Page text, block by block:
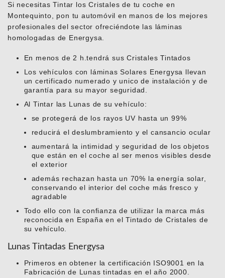
Si necesitas Tintar los Cristales de tu coche en
Montequinto, pon tu automóvil en manos de los mejores
profesionales del sector ofreciéndote las láminas
homologadas de Energysa.
En menos de 2 h.tendrá sus Cristales Tintados
Los vehículos con láminas Solares Energysa llevan
un certificado numerado y unico de instalación y de
garantía para su mayor seguridad.
Al Tintar las Lunas de su vehículo:
se protegerá de los rayos UV hasta un 99%
reducirá el deslumbramiento y el cansancio ocular
aumentará la intimidad y seguridad de los objetos
que están en el coche al ser menos visibles desde
el exterior
además rechazan hasta un 70% la energía solar,
conservando el interior del coche más fresco y
agradable
Todo ello con la confianza de utilizar la marca más
reconocida en España en el Tintado de Cristales de
su vehículo.
Lunas Tintadas Energysa
Primeros en obtener la certificación ISO9001 en la
Fabricación de Lunas tintadas en el año 2000.